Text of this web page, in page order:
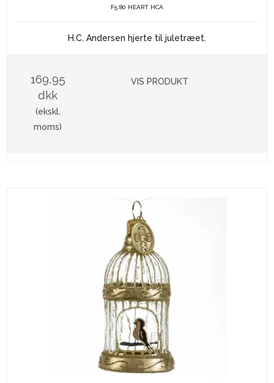
F5 80 HEART HCA
H.C. Andersen hjerte til juletræet.
169,95
dkk
(ekskl.
moms)
VIS PRODUKT